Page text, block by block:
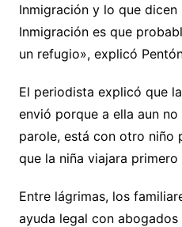
Inmigración y lo que
Inmigración es que
un refugio», explicó
El periodista explicó que
envió porque a ella aun
parole, está con otro niño
que la niña viajara primero
Entre lágrimas, los
ayuda legal con